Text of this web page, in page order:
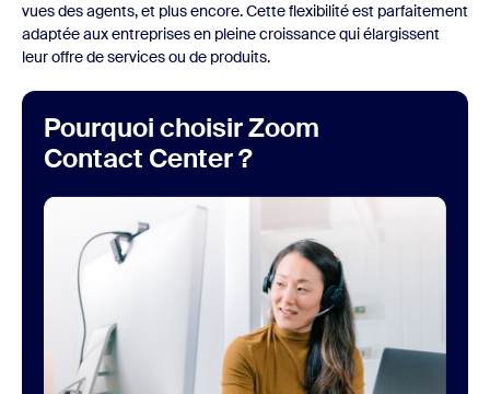
vues des agents, et plus encore. Cette flexibilité est parfaitement
adaptée aux entreprises en pleine croissance qui élargissent
leur offre de services ou de produits.
Pourquoi choisir Zoom
Contact Center ?